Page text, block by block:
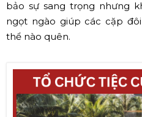
Đám cưới ngoài bãi biển tại